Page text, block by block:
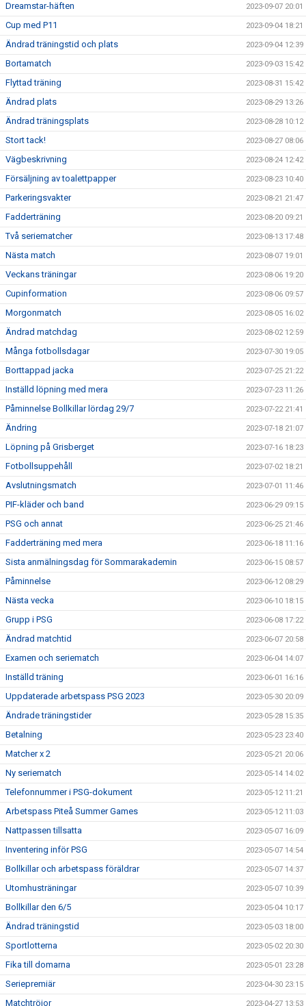
Dreamstar-häften 2023-09-07 20:01
Cup med P11 2023-09-04 18:21
Ändrad träningstid och plats 2023-09-04 12:39
Bortamatch 2023-09-03 15:42
Flyttad träning 2023-08-31 15:42
Ändrad plats 2023-08-29 13:26
Ändrad träningsplats 2023-08-28 10:12
Stort tack! 2023-08-27 08:06
Vägbeskrivning 2023-08-24 12:42
Försäljning av toalettpapper 2023-08-23 10:40
Parkeringsvakter 2023-08-21 21:47
Fadderträning 2023-08-20 09:21
Två seriematcher 2023-08-13 17:48
Nästa match 2023-08-07 19:01
Veckans träningar 2023-08-06 19:20
Cupinformation 2023-08-06 09:57
Morgonmatch 2023-08-05 16:02
Ändrad matchdag 2023-08-02 12:59
Många fotbollsdagar 2023-07-30 19:05
Borttappad jacka 2023-07-25 21:22
Inställd löpning med mera 2023-07-23 11:26
Påminnelse Bollkillar lördag 29/7 2023-07-22 21:41
Ändring 2023-07-18 21:07
Löpning på Grisberget 2023-07-16 18:23
Fotbollsuppehåll 2023-07-02 18:21
Avslutningsmatch 2023-07-01 11:46
PIF-kläder och band 2023-06-29 09:15
PSG och annat 2023-06-25 21:46
Fadderträning med mera 2023-06-18 11:16
Sista anmälningsdag för Sommarakademin 2023-06-15 08:57
Påminnelse 2023-06-12 08:29
Nästa vecka 2023-06-10 18:15
Grupp i PSG 2023-06-08 17:22
Ändrad matchtid 2023-06-07 20:58
Examen och seriematch 2023-06-04 14:07
Inställd träning 2023-06-01 16:16
Uppdaterade arbetspass PSG 2023 2023-05-30 20:09
Ändrade träningstider 2023-05-28 15:35
Betalning 2023-05-23 23:40
Matcher x 2 2023-05-21 20:06
Ny seriematch 2023-05-14 14:02
Telefonnummer i PSG-dokument 2023-05-12 11:21
Arbetspass Piteå Summer Games 2023-05-12 11:03
Nattpassen tillsatta 2023-05-07 16:09
Inventering inför PSG 2023-05-07 14:54
Bollkillar och arbetspass föräldrar 2023-05-07 14:37
Utomhusträningar 2023-05-07 10:39
Bollkillar den 6/5 2023-05-04 10:17
Ändrad träningstid 2023-05-03 18:00
Sportlotterna 2023-05-02 20:30
Fika till domarna 2023-05-01 23:28
Seriepremiär 2023-04-30 23:15
Matchtröjor 2023-04-27 13:53